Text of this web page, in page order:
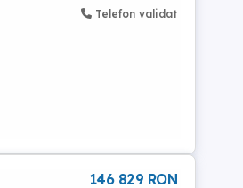
Telefon validat
146 829 RON